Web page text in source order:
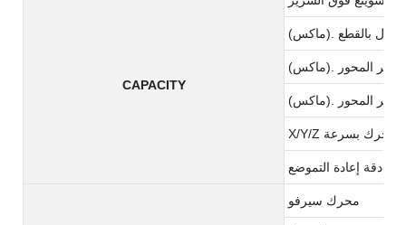
CAPACITY
(ماكس). طول بالقطع
X/Y/Z يتحرك بسرعة
محرك سيرفو